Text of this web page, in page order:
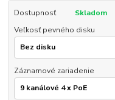
Dostupnosť
Skladom
Veľkosť pevného disku
Záznamové zariadenie